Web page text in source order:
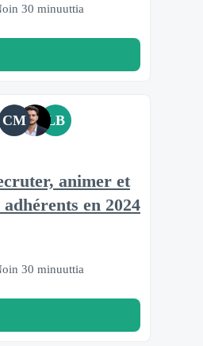
30 minuuttia
CM LB
animer et
en 2024
30 minuuttia